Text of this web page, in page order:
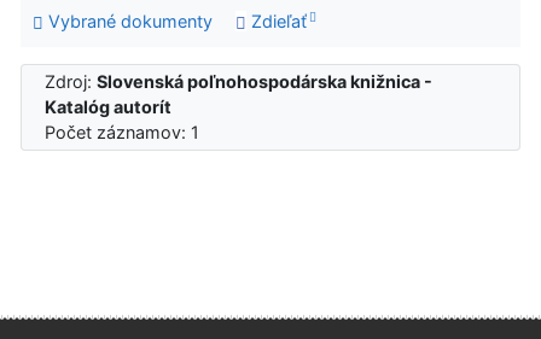
Vybrané dokumenty
Zdieľať
Zdroj:Slovenská poľnohospodárska knižnica -
Katalóg autorít
Počet záznamov: 1